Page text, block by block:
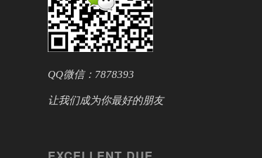
QQ微信：7878393
让我们成为你最好的朋友